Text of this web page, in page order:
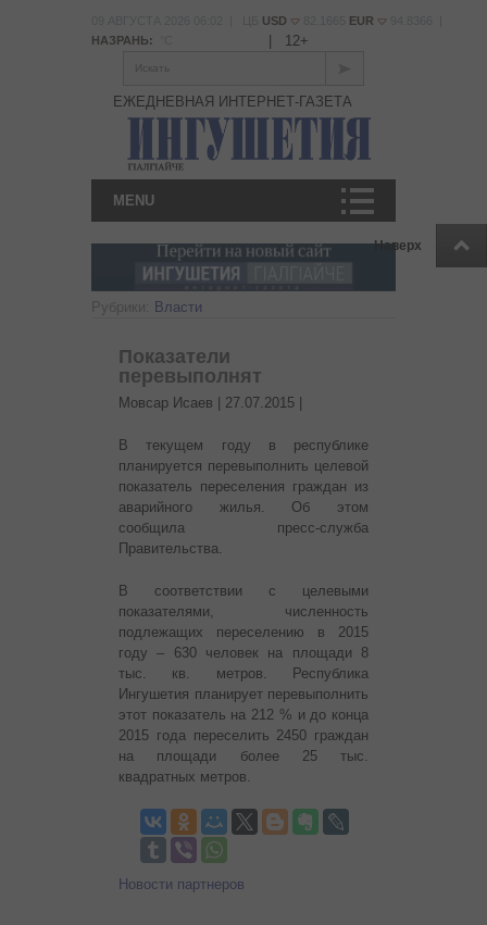
Наверх
USD EUR
НАЗРАНЬ:
12+
Искать
ЕЖЕДНЕВНАЯ ИНТЕРНЕТ-ГАЗЕТА
MENU
Рубрики: Власти
Показатели
перевыполнят
Мовсар Исаев | 27.07.2015
В текущем году в республике
планируется перевыполнить целевой
показатель переселения граждан из
аварийного жилья. Об этом
сообщила пресс-служба
Правительства.
В соответствии с целевыми
показателями, численность
подлежащих переселению в 2015
году – 630 человек на площади 8
тыс. кв. метров. Республика
Ингушетия планирует перевыполнить
этот показатель на 212 % и до конца
2015 года переселить 2450 граждан
на площади более 25 тыс.
квадратных метров.
Новости партнеров